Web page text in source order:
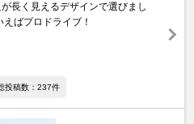
長く見えるデザインで選びまし
ばプロドライブ！
投稿数：237件